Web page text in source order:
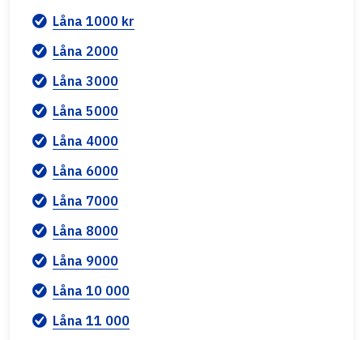
Låna 1000 kr
Låna 2000
Låna 3000
Låna 5000
Låna 4000
Låna 6000
Låna 7000
Låna 8000
Låna 9000
Låna 10 000
Låna 11 000